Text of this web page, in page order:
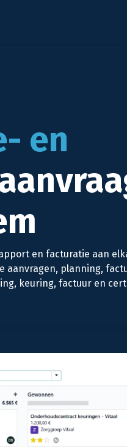
en
en facturatie aan
planning,
keuring, factuur en